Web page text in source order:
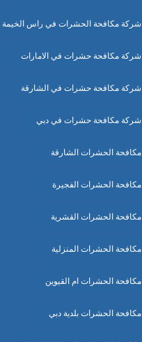
شركة مكافحة الحشرات في راس الخيمة
شركة مكافحة حشرات في الامارات
شركة مكافحة حشرات في الشارقة
شركة مكافحة حشرات في دبي
مكافحة الحشرات الشارقة
مكافحة الحشرات الفجيرة
مكافحة الحشرات القشرية
مكافحة الحشرات المنزلية
مكافحة الحشرات ام القيوين
مكافحة الحشرات بلدية دبي